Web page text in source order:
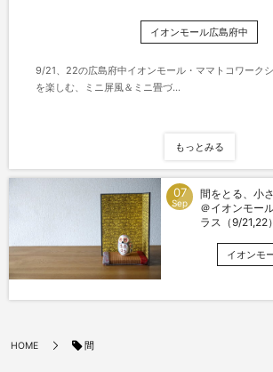
イオンモール広島府中
9/21、22の広島府中イオンモール・ママトコワーク
を楽しむ、ミニ屏風＆ミニ畳づ...
もっとみる
07
Sep
間をとる、小
＠イオンモー
ラス（9/21,22）
イオンモ
HOME 間